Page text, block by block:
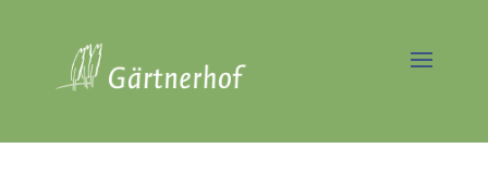
in Berlin - Lankwitz